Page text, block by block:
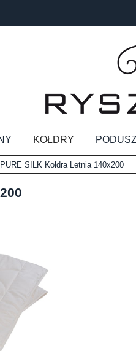
KOŁDRY
SILK Kołdra Letnia 140x200